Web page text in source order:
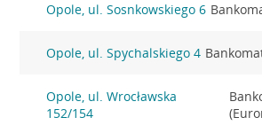
Opole, ul. Sosnkowskiego 6
Opole, ul. Spychalskiego 4
Opole, ul. Wrocławska
152/154